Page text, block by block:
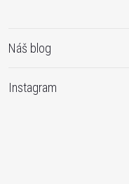
Náš blog
Instagram